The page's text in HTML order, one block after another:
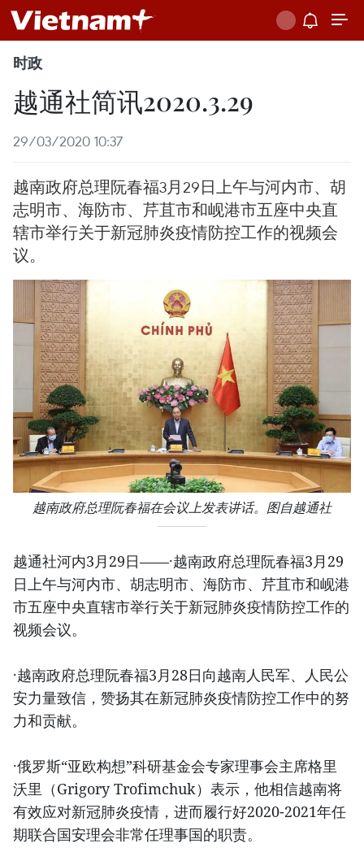
时政
越通社简讯2020.3.29
29/03/2020 10:37
越南政府总理阮春福3月29日上午与河内市、胡
志明市、海防市、芹苴市和岘港市五座中央直
辖市举行关于新冠肺炎疫情防控工作的视频会
议。
越南政府总理阮春福在会议上发表讲话。图自越通社
越通社河内3月29日——·越南政府总理阮春福3月29
日上午与河内市、胡志明市、海防市、芹苴市和岘港
市五座中央直辖市举行关于新冠肺炎疫情防控工作的
视频会议。
·越南政府总理阮春福3月28日向越南人民军、人民公
安力量致信，赞扬其在新冠肺炎疫情防控工作中的努
力和贡献。
·俄罗斯“亚欧构想”科研基金会专家理事会主席格里
沃里（Grigory Trofimchuk）表示，他相信越南将
有效应对新冠肺炎疫情，进而履行好2020-2021年任
期联合国安理会非常任理事国的职责。